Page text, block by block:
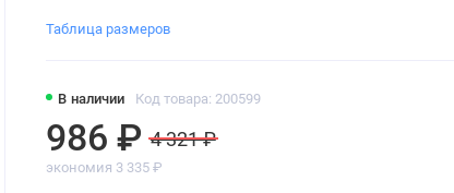
В наличии Код товара: 200599
986 ₽ 4 321 ₽
экономия 3 335 ₽
Таблица размеров